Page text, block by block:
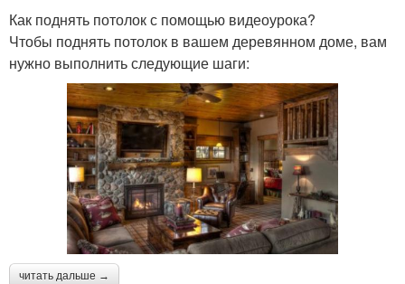
Как поднять потолок с помощью видеоурока?
Чтобы поднять потолок в вашем деревянном доме, вам
нужно выполнить следующие шаги:
читать дальше →